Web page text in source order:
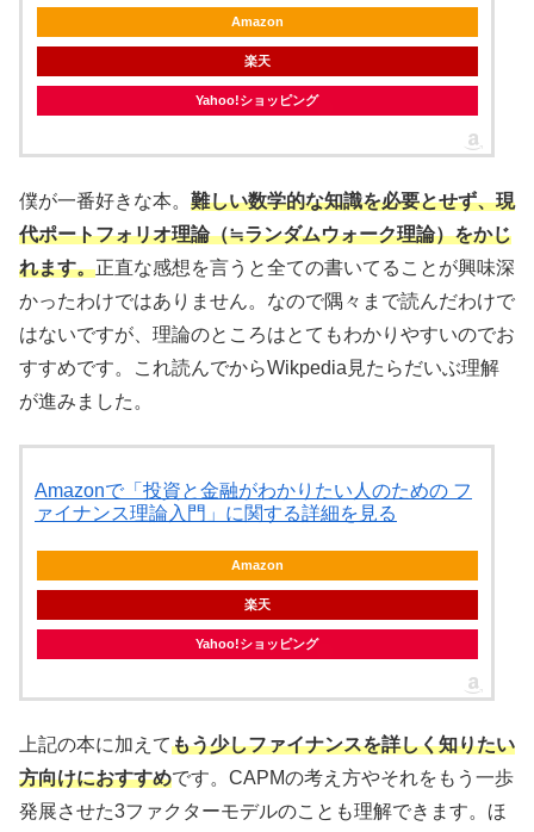
Amazon
楽天
Yahoo!ショッピング
僕が一番好きな本。 難しい数学的な知識を必要とせず、現
代ポートフォリオ理論（≒ランダムウォーク理論）をかじ
れます。正直な感想を言うと全ての書いてることが興味深
かったわけではありません。なので隅々まで読んだわけで
はないですが、理論のところはとてもわかりやすいのでお
すすめです。これ読んでからWikpedia見たらだいぶ理解
が進みました。
Amazonで「投資と金融がわかりたい人のための フ
ァイナンス理論入門」に関する詳細を見る
Amazon
楽天
Yahoo!ショッピング
上記の本に加えてもう少しファイナンスを詳しく知りたい
方向けにおすすめです。CAPMの考え方やそれをもう一歩
発展させた3ファクターモデルのことも理解できます。ほ